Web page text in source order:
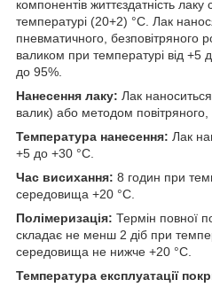
компонентів життєздатність
температурі (20+2) °C. Лак
пневматичного, безповітряного
валиком при температурі від +5
до 95%.
Нанесення лаку: Лак
валик) або методом
Температура нанесення: Лак
+5 до +30 °C.
Час висихання: 8 годин при
середовища +20 °C.
Полімеризація: Термін повної
складає не менш 2 діб при
середовища не нижче +20 °C.
Температура експлуатації